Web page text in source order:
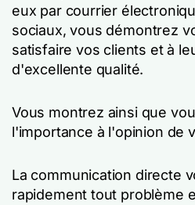
eux par courrier
sociaux, vous démontrez
satisfaire vos clients et à
d'excellente qualité.
Vous montrez ainsi que
l'importance à l'opinion de
La communication directe
rapidement tout problème